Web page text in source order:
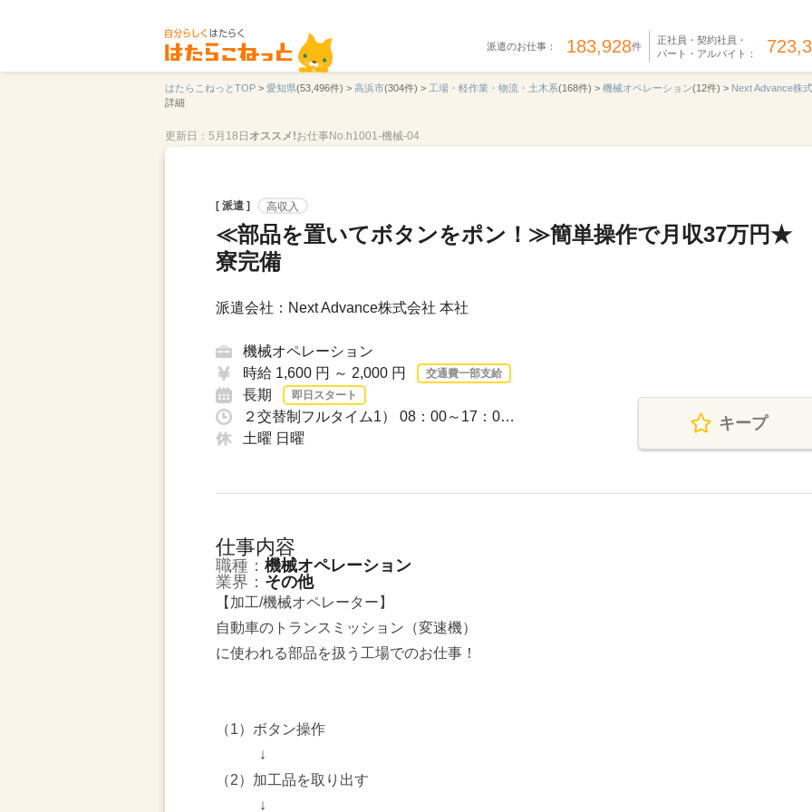
派遣のお仕事： 183,928件
正社員・契約社員・
パート・アルバイト：
はたらこねっとTOP > 愛知県(53,496件) > 高浜市(304件) > 工場・軽作業・物流・土木系(168件) > 機械オペレーション(12件) > Next Advance株
詳細
更新日：5月18日 オススメ!お仕事No.h1001-機械-04
[ 派遣 ] 高収入
≪部品を置いてボタンをポン！≫簡単操作で月収37万円★
寮完備
派遣会社：Next Advance株式会社 本社
機械オペレーション
時給 1,600 円 ～ 2,000 円
交通費一部支給
長期 即日スタート
２交替制フルタイム1） 08：00～17：0…
土曜 日曜
キープ
仕事内容
職種： 機械オペレーション
業界： その他
【加工/機械オペレーター】
自動車のトランスミッション（変速機）
に使われる部品を扱う工場でのお仕事！
（1）ボタン操作
↓
（2）加工品を取り出す
↓